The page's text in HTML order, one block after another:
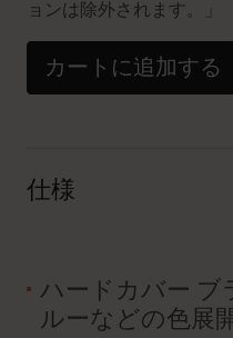
ョンは除外されます。」
カートに追加する
仕様
ハードカバー ブ
ルーなどの色展